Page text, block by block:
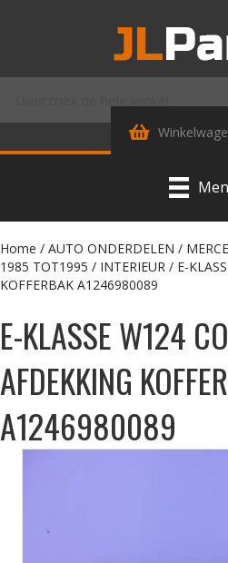
Home / AUTO ONDERDELEN /
1985 TOT1995 / INTERIEUR / E-
KOFFERBAK A1246980089
E-KLASSE W124
AFDEKKING
A1246980089